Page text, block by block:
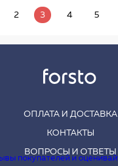
2 3 4 5
ОПЛАТА И ДОСТАВКА
КОНТАКТЫ
ВОПРОСЫ И ОТВЕТЫ